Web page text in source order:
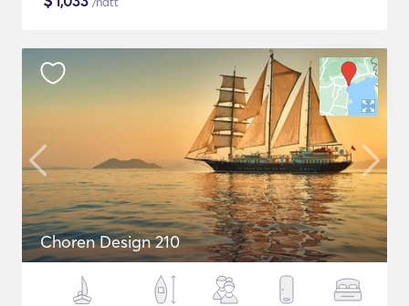
Choren Design 210